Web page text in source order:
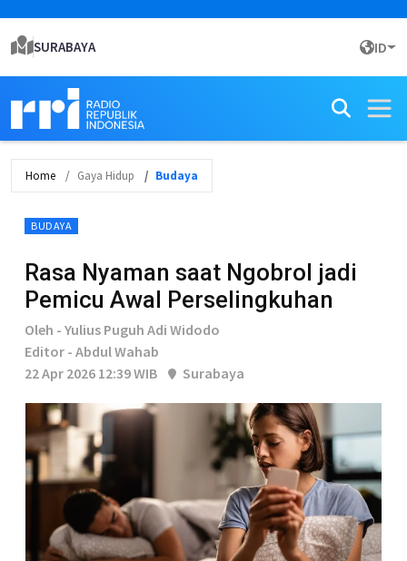
SURABAYA ID
Home Gaya Hidup Budaya
BUDAYA
Rasa Nyaman saat Ngobrol jadi
Pemicu Awal Perselingkuhan
Oleh - Yulius Puguh Adi Widodo
Editor - Abdul Wahab
22 Apr 2026 12:39 WIB
Surabaya